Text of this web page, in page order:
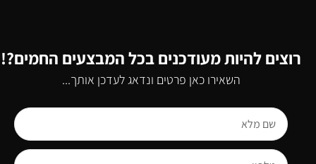
רוצים להיות מעודכנים בכל המבצעים החמים?!
השאירו כאן פרטים ונדאג לעדכן אותך...